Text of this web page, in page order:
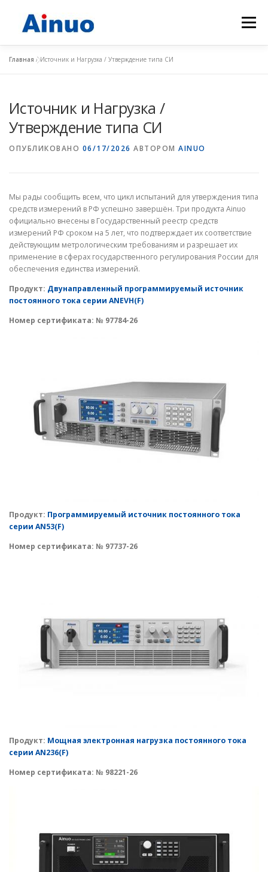
Меню
НОВОСТИ ПРЕДПРИЯТИЯ СВЯЗАТЬСЯ С НАМИ
Главная /Источник и Нагрузка / Утверждение типа СИ
Источник и Нагрузка /
Утверждение типа СИ
ОПУБЛИКОВАНО 06/17/2026 АВТОРОМ AINUO
Мы рады сообщить всем, что цикл испытаний для утверждения типа
средств измерений в РФ успешно завершён. Три продукта Ainuo
официально внесены в Государственный реестр средств
измерений РФ сроком на 5 лет, что подтверждает их соответствие
действующим метрологическим требованиям и разрешает их
применение в сферах государственного регулирования России для
обеспечения единства измерений.
Продукт: Двунаправленный программируемый источник
постоянного тока серии ANEVH(F)
Номер сертификата: № 97784-26
Продукт: Программируемый источник постоянного тока
серии AN53(F)
Номер сертификата: № 97737-26
Продукт: Мощная электронная нагрузка постоянного тока
серии AN236(F)
Номер сертификата: № 98221-26